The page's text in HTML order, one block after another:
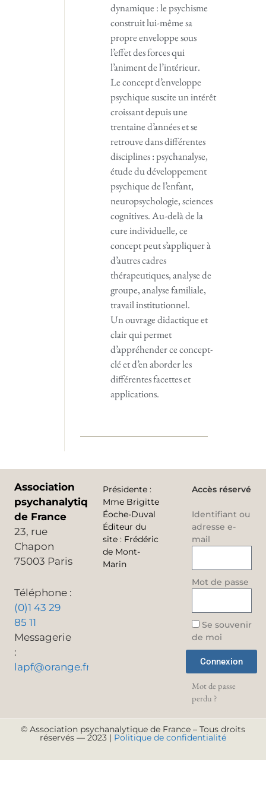
dynamique : le psychisme
construit lui-même sa
propre enveloppe sous
l’effet des forces qui
l’animent de l’intérieur.
Le concept d’enveloppe
psychique suscite un intérêt
croissant depuis une
trentaine d’années et se
retrouve dans différentes
disciplines : psychanalyse,
étude du développement
psychique de l’enfant,
neuropsychologie, sciences
cognitives. Au-delà de la
cure individuelle, ce
concept peut s’appliquer à
d’autres cadres
thérapeutiques, analyse de
groupe, analyse familiale,
travail institutionnel.
Un ouvrage didactique et
clair qui permet
d’appréhender ce concept-
clé et d’en aborder les
différentes facettes et
applications.
Association
psychanalytique
de France
23, rue
Chapon
75003 Paris
Téléphone :
(0)1 43 29
85 11
Messagerie
:
lapf@orange.fr
Présidente :
Mme Brigitte
Éoche-Duval
Éditeur du
site : Frédéric
de Mont-
Marin
Accès réservé
Identifiant ou
adresse e-
mail
Mot de passe
Se souvenir
de moi
Connexion
Mot de passe
perdu ?
© Association psychanalytique de France – Tous droits
réservés — 2023 | Politique de confidentialité